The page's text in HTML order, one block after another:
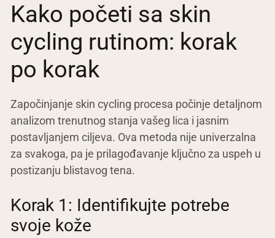
Kako početi sa skin
cycling rutinom: korak
po korak
Započinjanje skin cycling procesa počinje detaljnom
analizom trenutnog stanja vašeg lica i jasnim
postavljanjem ciljeva. Ova metoda nije univerzalna
za svakoga, pa je prilagođavanje ključno za uspeh u
postizanju blistavog tena.
Korak 1: Identifikujte potrebe
svoje kože